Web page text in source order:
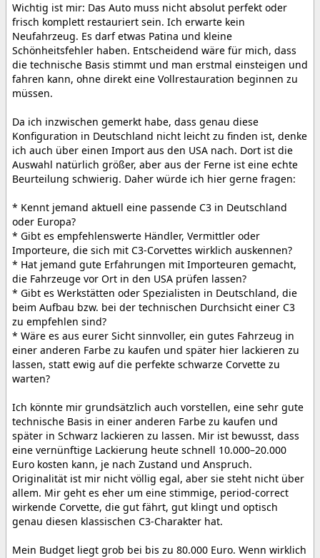
Wichtig ist mir: Das Auto muss nicht absolut perfekt oder
frisch komplett restauriert sein. Ich erwarte kein
Neufahrzeug. Es darf etwas Patina und kleine
Schönheitsfehler haben. Entscheidend wäre für mich, dass
die technische Basis stimmt und man erstmal einsteigen und
fahren kann, ohne direkt eine Vollrestauration beginnen zu
müssen.
Da ich inzwischen gemerkt habe, dass genau diese
Konfiguration in Deutschland nicht leicht zu finden ist, denke
ich auch über einen Import aus den USA nach. Dort ist die
Auswahl natürlich größer, aber aus der Ferne ist eine echte
Beurteilung schwierig. Daher würde ich hier gerne fragen:
* Kennt jemand aktuell eine passende C3 in Deutschland
oder Europa?
* Gibt es empfehlenswerte Händler, Vermittler oder
Importeure, die sich mit C3-Corvettes wirklich auskennen?
* Hat jemand gute Erfahrungen mit Importeuren gemacht,
die Fahrzeuge vor Ort in den USA prüfen lassen?
* Gibt es Werkstätten oder Spezialisten in Deutschland, die
beim Aufbau bzw. bei der technischen Durchsicht einer C3
zu empfehlen sind?
* Wäre es aus eurer Sicht sinnvoller, ein gutes Fahrzeug in
einer anderen Farbe zu kaufen und später hier lackieren zu
lassen, statt ewig auf die perfekte schwarze Corvette zu
warten?
Ich könnte mir grundsätzlich auch vorstellen, eine sehr gute
technische Basis in einer anderen Farbe zu kaufen und
später in Schwarz lackieren zu lassen. Mir ist bewusst, dass
eine vernünftige Lackierung heute schnell 10.000–20.000
Euro kosten kann, je nach Zustand und Anspruch.
Originalität ist mir nicht völlig egal, aber sie steht nicht über
allem. Mir geht es eher um eine stimmige, period-correct
wirkende Corvette, die gut fährt, gut klingt und optisch
genau diesen klassischen C3-Charakter hat.
Mein Budget liegt grob bei bis zu 80.000 Euro. Wenn wirklich